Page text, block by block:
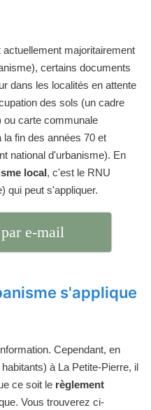
majoritairement
certains documents
dans les localités en attente
des sols (un cadre
ou carte communale
fin des années 70 et
national d'urbanisme). En
local, c'est le RNU
qui peut s'appliquer.
e-mail
s'applique
Cependant, en
à La Petite-Pierre, il
ce soit le règlement
Vous trouverez ci-